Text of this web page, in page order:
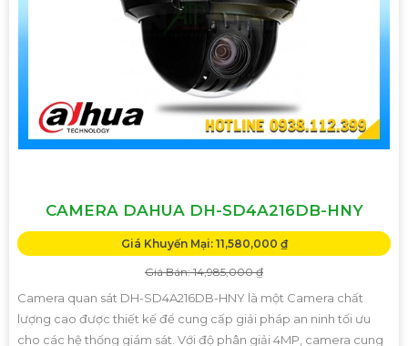
CAMERA DAHUA DH-SD4A216DB-HNY
Giá Khuyến Mại: 11,580,000 ₫
Giá Bán: 14,985,000 ₫
Camera quan sát DH-SD4A216DB-HNY là một Camera chất
lượng cao được thiết kế để cung cấp giải pháp an ninh tối ưu
cho các hệ thống giám sát. Với độ phân giải 4MP, camera cung